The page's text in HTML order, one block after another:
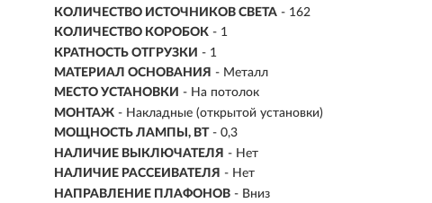
КОЛИЧЕСТВО ИСТОЧНИКОВ СВЕТА - 162
КОЛИЧЕСТВО КОРОБОК - 1
КРАТНОСТЬ ОТГРУЗКИ - 1
МАТЕРИАЛ ОСНОВАНИЯ - Металл
МЕСТО УСТАНОВКИ - На потолок
МОНТАЖ - Накладные (открытой установки)
МОЩНОСТЬ ЛАМПЫ, ВТ - 0,3
НАЛИЧИЕ ВЫКЛЮЧАТЕЛЯ - Нет
НАЛИЧИЕ РАССЕИВАТЕЛЯ - Нет
НАПРАВЛЕНИЕ ПЛАФОНОВ - Вниз